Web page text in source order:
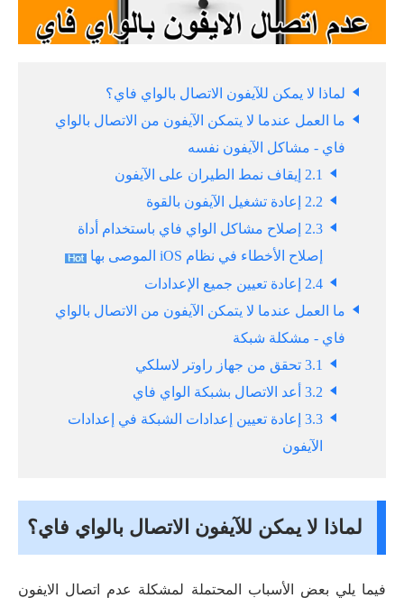
لماذا لا يمكن للآيفون الاتصال بالواي فاي؟
ما العمل عندما لا يتمكن الآيفون من الاتصال بالواي
فاي - مشاكل الآيفون نفسه
2.1 إيقاف نمط الطيران على الآيفون
2.2 إعادة تشغيل الآيفون بالقوة
2.3 إصلاح مشاكل الواي فاي باستخدام أداة
إصلاح الأخطاء في نظام iOS الموصى بها
2.4 إعادة تعيين جميع الإعدادات
ما العمل عندما لا يتمكن الآيفون من الاتصال بالواي
فاي - مشكلة شبكة
3.1 تحقق من جهاز راوتر لاسلكي
3.2 أعد الاتصال بشبكة الواي فاي
3.3 إعادة تعيين إعدادات الشبكة في إعدادات
الآيفون
لماذا لا يمكن للآيفون الاتصال بالواي فاي؟
فيما يلي بعض الأسباب المحتملة لمشكلة عدم اتصال الايفون